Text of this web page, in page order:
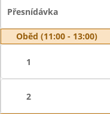
Přesnídávka
Oběd (11:00 - 13:00)
1
2